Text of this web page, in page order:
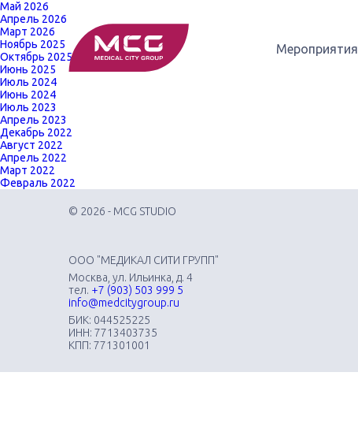
Мероприятия
Май 2026
Апрель 2026
Март 2026
Ноябрь 2025
Октябрь 2025
Июнь 2025
Июль 2024
Июнь 2024
Июль 2023
Апрель 2023
Декабрь 2022
Август 2022
Апрель 2022
Март 2022
Февраль 2022
© 2026 - MCG STUDIO
ООО "МЕДИКАЛ СИТИ ГРУПП"
Москва, ул. Ильинка, д. 4
тел. +7 (903) 503 999 5
info@medcitygroup.ru
БИК: 044525225
ИНН: 7713403735
КПП: 771301001